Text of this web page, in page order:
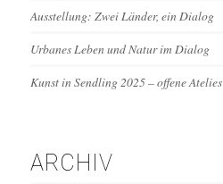
Ausstellung: Zwei Länder, ein Dialog
Urbanes Leben und Natur im Dialog
Kunst in Sendling 2025 – offene Atelies
ARCHIV